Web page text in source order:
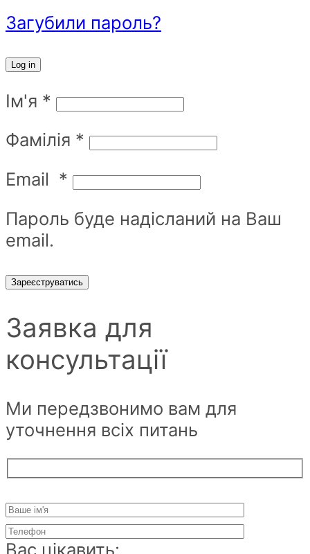
Загубили пароль?
Log in
Ім'я *
Фамілія *
Email *
Пароль буде надісланий на Ваш
email.
Зареєструватись
Заявка для
консультації
Ми передзвонимо вам для
уточнення всіх питань
Вас цікавить: